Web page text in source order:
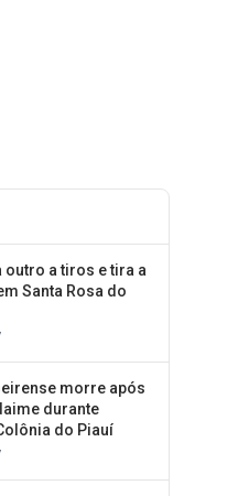
outro a tiros e tira a
Santa Rosa do
morre após
durante
do Piauí